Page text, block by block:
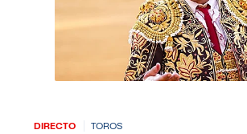
DIRECTO TOROS